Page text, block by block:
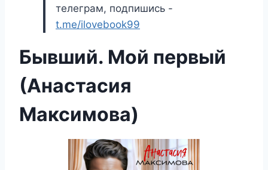
телеграм, подпишись -
t.me/ilovebook99
Бывший. Мой первый
(Анастасия
Максимова)